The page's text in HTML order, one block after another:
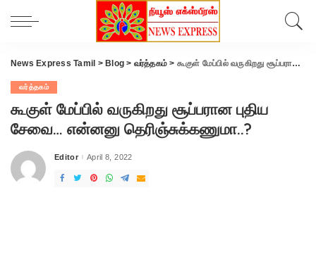
News Express Tamil > Blog > வர்த்தகம் > கூகுள் மேப்பில் வருகிறது சூப்பரான புதிய சேவை… என்னனு தெரிஞ்சுக்கணுமா..?
வர்த்தகம்
கூகுள் மேப்பில் வருகிறது சூப்பரான புதிய
சேவை… என்னனு தெரிஞ்சுக்கணுமா..?
Posted
Editor April 8, 2022